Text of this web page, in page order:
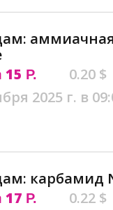
аммиачная
15 Р.
0.20 $
2025 г. в
карбамид
17 Р.
0.22 $